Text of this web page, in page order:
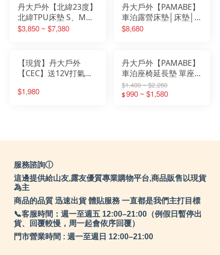
丹大戶外【北緯23度】
北緯TPU床墊 S、M、
L、逗點聯名│充氣床│
$3,850 ~ $7,380
丹大戶外【PAMABE】
車泊露營床墊│床墊│折
墊│露營床│車床│車中
$8,680
【現貨】丹大戶外
【CEC】送12V打氣機
中床 95%車款適用 類
$1,980
丹大戶外【PAMABE】
車泊座椅延長墊 單座款
雙座款 車床平整化套件
│車床延伸擋片│汽車床
$1,400 ~ $2,260
$990 ~ $1,580
服務諮詢ⓘ
這邊提供給山友,露友優質專業購物平台,商品販售以現貨
為主
商品的品質 迅速出貨 體貼服務 一直都是我們主打目標
📞客服時間：週一至週五 12:00–21:00（例假日暫停出
貨、回覆較慢，周一起會依序回覆）
門市營業時間 : 週一至週日 12:00–21:00